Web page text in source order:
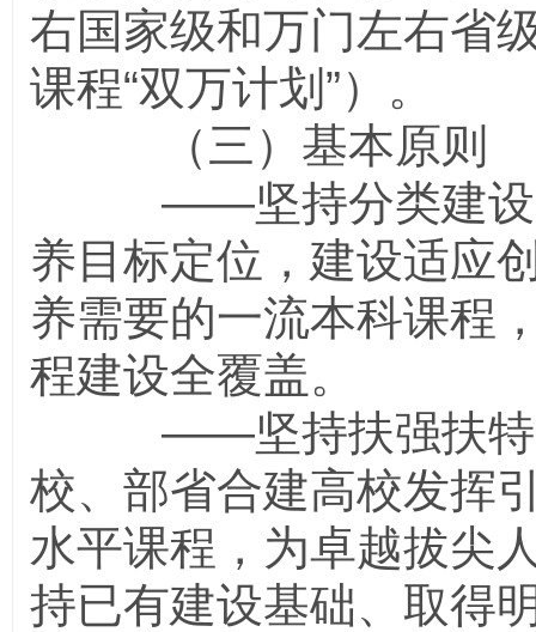
右国家级和万门左右省
课程“双万计划”）。
（三）基本原则
——坚持分类建设
养目标定位，建设适应
养需要的一流本科课程
程建设全覆盖。
——坚持扶强扶特。
校、部省合建高校发挥
水平课程，为卓越拔尖
持已有建设基础、取得